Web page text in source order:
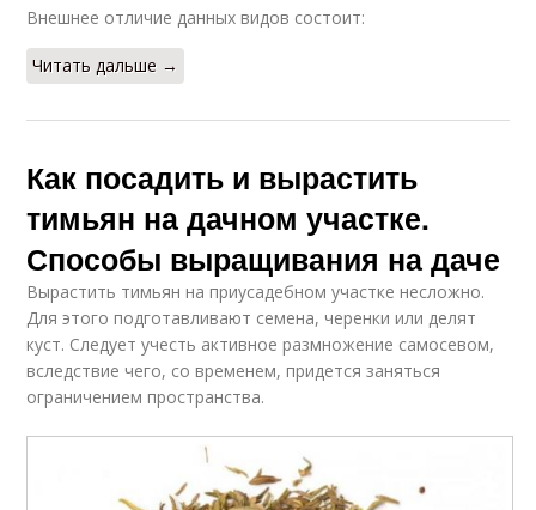
Внешнее отличие данных видов состоит:
Читать дальше →
Как посадить и вырастить
тимьян на дачном участке.
Способы выращивания на даче
Вырастить тимьян на приусадебном участке несложно.
Для этого подготавливают семена, черенки или делят
куст. Следует учесть активное размножение самосевом,
вследствие чего, со временем, придется заняться
ограничением пространства.